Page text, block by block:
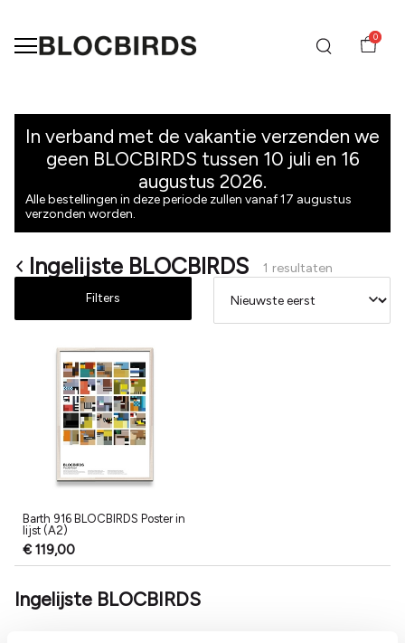
0
Ingelijste
BLOCBIRDS
BLOCBIRDS
In verband met de vakantie verzenden we
geen BLOCBIRDS tussen 10 juli en 16
augustus 2026.
Alle bestellingen in deze periode zullen vanaf 17 augustus
verzonden worden.
Ingelijste BLOCBIRDS 1 resultaten
Filters
Barth 916 BLOCBIRDS Poster in
lijst (A2)
€ 119,00
Ingelijste BLOCBIRDS